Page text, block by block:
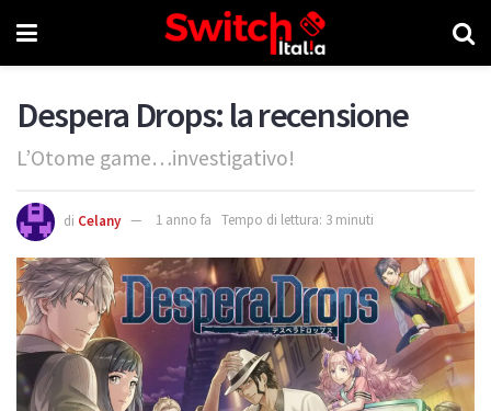
Despera Drops: la recensione
L’Otome game…investigativo!
di Celany 1 anno fa Tempo di lettura: 3 minuti